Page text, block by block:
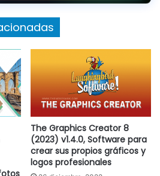
los pasos |Clic Aquí
The Graphics Creator 8
(2023) v1.4.0, Software para
crear sus propios gráficos y
logos profesionales